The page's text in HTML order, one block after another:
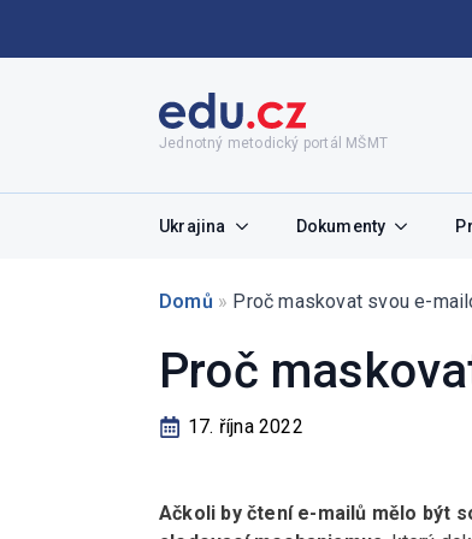
Jednotný metodický portál MŠMT
Ukrajina Dokumenty
Domů » Proč maskovat svou e-
Proč
17. října 2022
Ačkoli by čtení e-mailů mělo být